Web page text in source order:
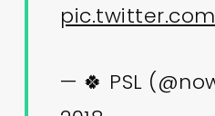
— 🍀 PSL